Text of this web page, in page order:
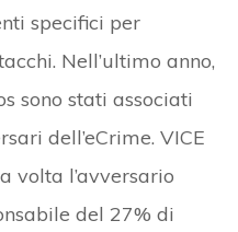
specifici per
Nell’ultimo anno,
sono stati associati
dell’eCrime. VICE
volta l’avversario
del 27% di